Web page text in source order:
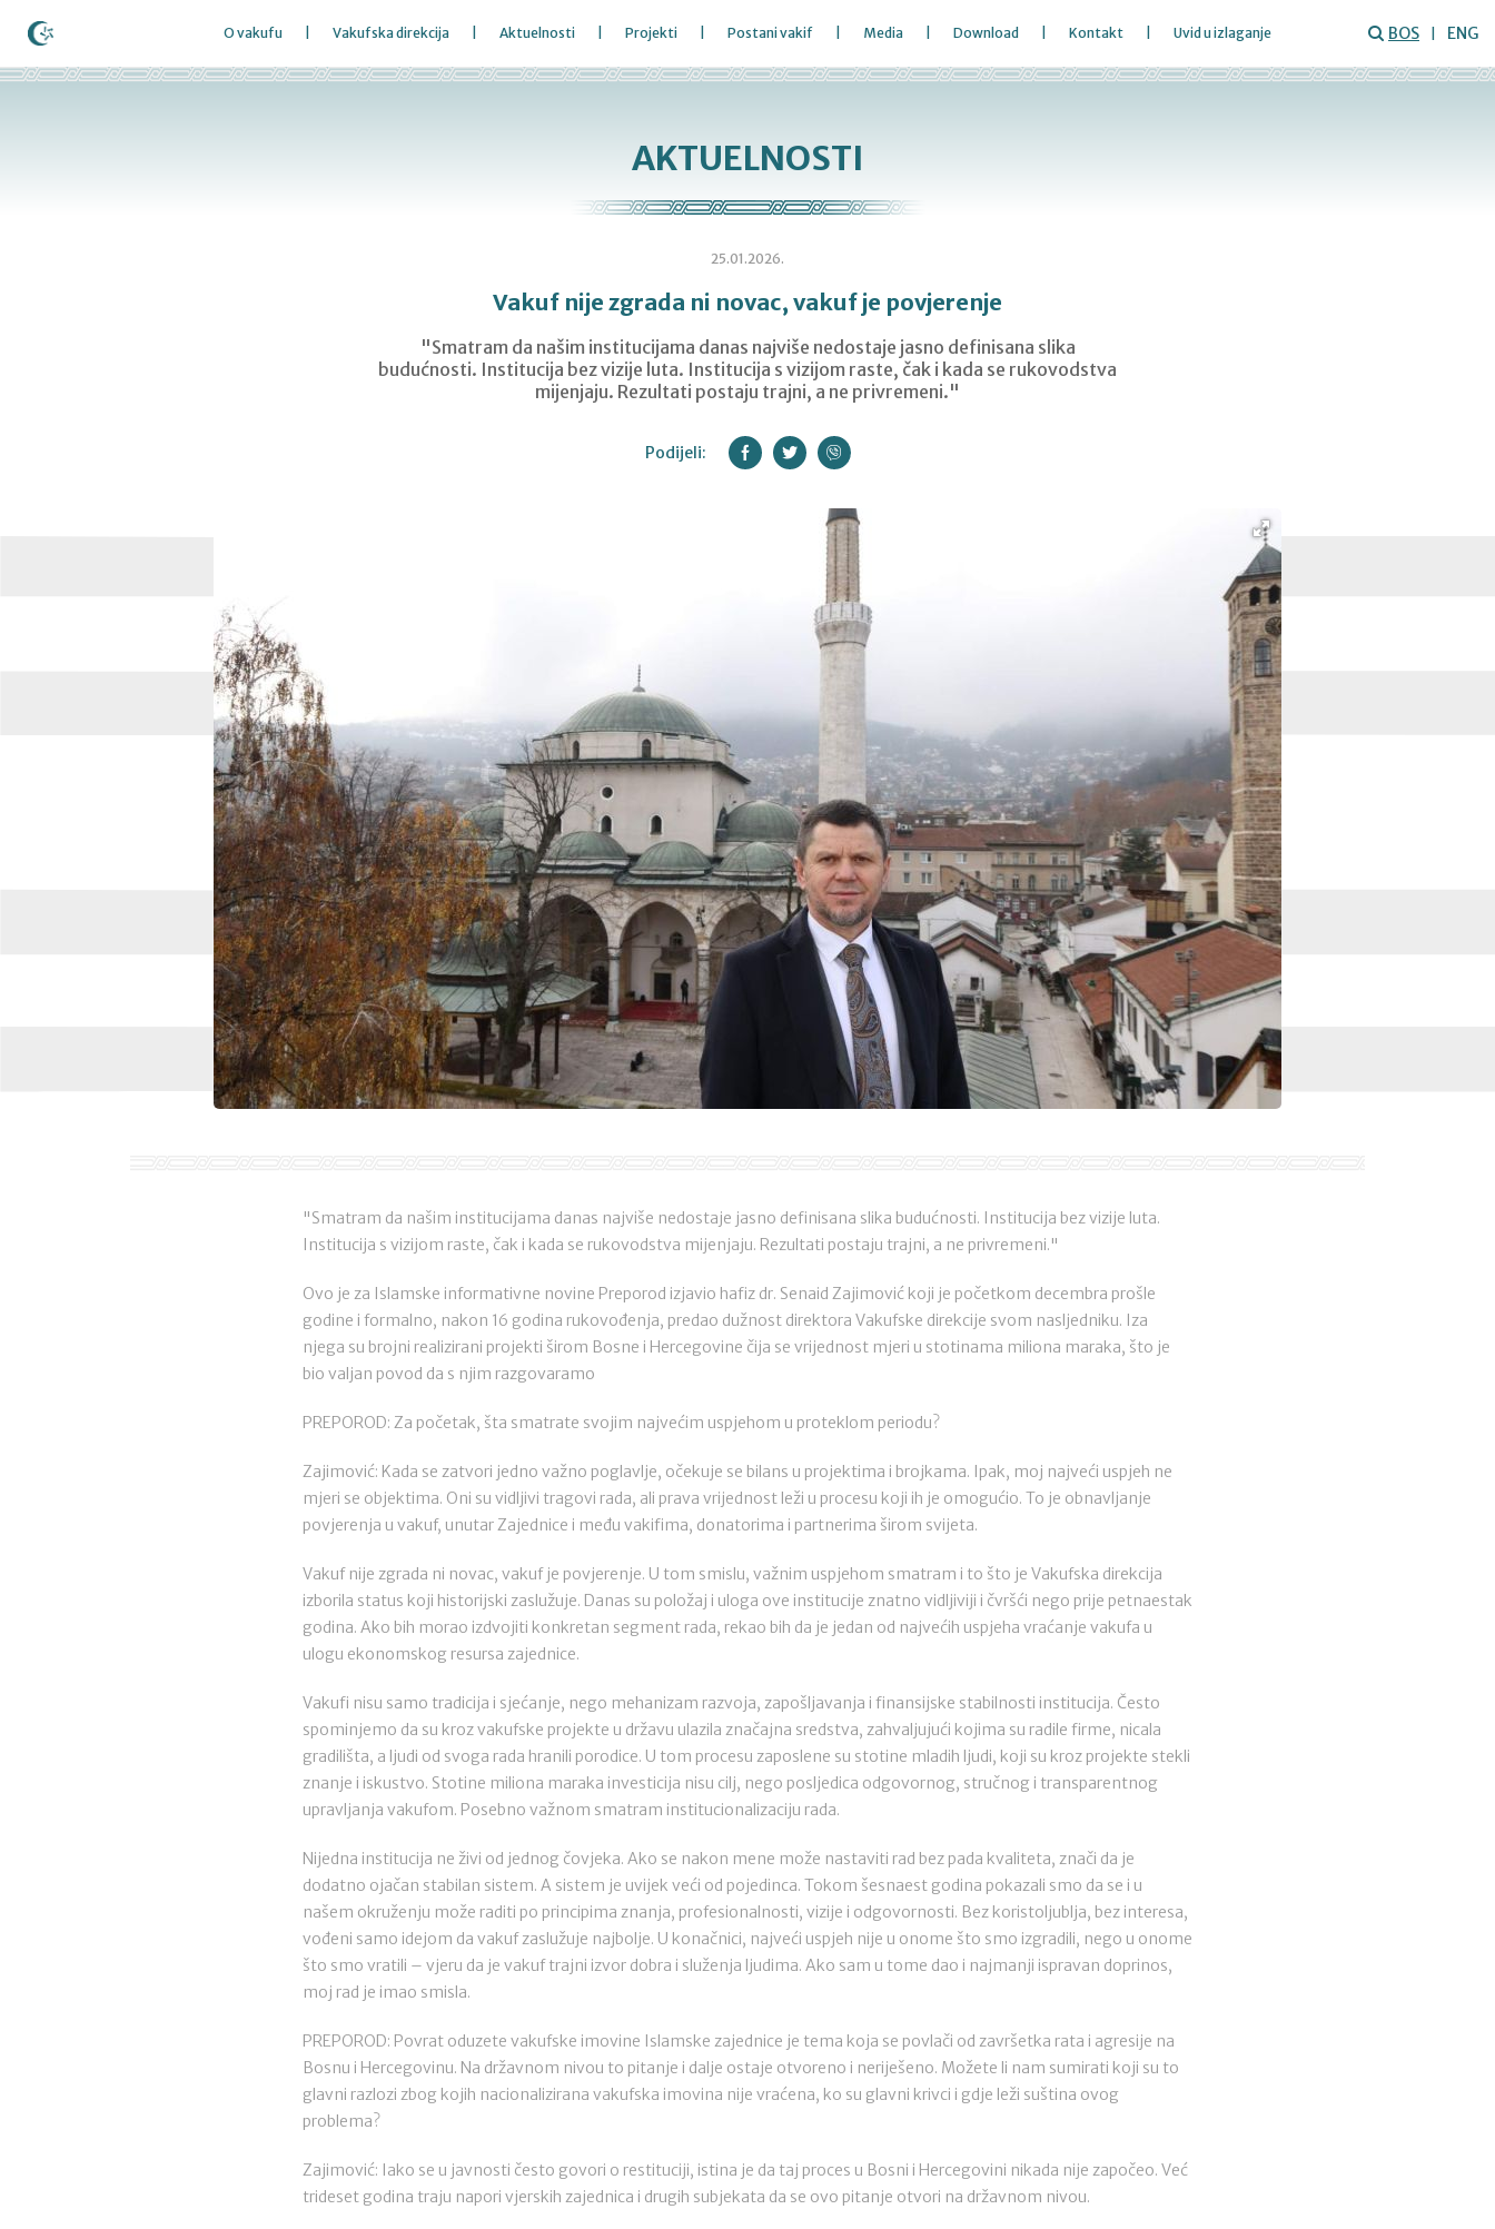
O vakufu Vakufska direkcija Aktuelnosti Projekti Postani vakif Media Download Kontakt Uvid u izlaganje BOS ENG
AKTUELNOSTI
25.01.2026.
Vakuf nije zgrada ni novac, vakuf je povjerenje
"Smatram da našim institucijama danas najviše nedostaje jasno definisana slika
budućnosti. Institucija bez vizije luta. Institucija s vizijom raste, čak i kada se rukovodstva
mijenjaju. Rezultati postaju trajni, a ne privremeni."
Podijeli:
"Smatram da našim institucijama danas najviše nedostaje jasno definisana slika budućnosti. Institucija bez vizije luta.
Institucija s vizijom raste, čak i kada se rukovodstva mijenjaju. Rezultati postaju trajni, a ne privremeni."
Ovo je za Islamske informativne novine Preporod izjavio hafiz dr. Senaid Zajimović koji je početkom decembra prošle
godine i formalno, nakon 16 godina rukovođenja, predao dužnost direktora Vakufske direkcije svom nasljedniku. Iza
njega su brojni realizirani projekti širom Bosne i Hercegovine čija se vrijednost mjeri u stotinama miliona maraka, što je
bio valjan povod da s njim razgovaramo
PREPOROD: Za početak, šta smatrate svojim najvećim uspjehom u proteklom periodu?
Zajimović: Kada se zatvori jedno važno poglavlje, očekuje se bilans u projektima i brojkama. Ipak, moj najveći uspjeh ne
mjeri se objektima. Oni su vidljivi tragovi rada, ali prava vrijednost leži u procesu koji ih je omogućio. To je obnavljanje
povjerenja u vakuf, unutar Zajednice i među vakifima, donatorima i partnerima širom svijeta.
Vakuf nije zgrada ni novac, vakuf je povjerenje. U tom smislu, važnim uspjehom smatram i to što je Vakufska direkcija
izborila status koji historijski zaslužuje. Danas su položaj i uloga ove institucije znatno vidljiviji i čvršći nego prije petnaestak
godina. Ako bih morao izdvojiti konkretan segment rada, rekao bih da je jedan od najvećih uspjeha vraćanje vakufa u
ulogu ekonomskog resursa zajednice.
Vakufi nisu samo tradicija i sjećanje, nego mehanizam razvoja, zapošljavanja i finansijske stabilnosti institucija. Često
spominjemo da su kroz vakufske projekte u državu ulazila značajna sredstva, zahvaljujući kojima su radile firme, nicala
gradilišta, a ljudi od svoga rada hranili porodice. U tom procesu zaposlene su stotine mladih ljudi, koji su kroz projekte stekli
znanje i iskustvo. Stotine miliona maraka investicija nisu cilj, nego posljedica odgovornog, stručnog i transparentnog
upravljanja vakufom. Posebno važnom smatram institucionalizaciju rada.
Nijedna institucija ne živi od jednog čovjeka. Ako se nakon mene može nastaviti rad bez pada kvaliteta, znači da je
dodatno ojačan stabilan sistem. A sistem je uvijek veći od pojedinca. Tokom šesnaest godina pokazali smo da se i u
našem okruženju može raditi po principima znanja, profesionalnosti, vizije i odgovornosti. Bez koristoljublja, bez interesa,
vođeni samo idejom da vakuf zaslužuje najbolje. U konačnici, najveći uspjeh nije u onome što smo izgradili, nego u onome
što smo vratili – vjeru da je vakuf trajni izvor dobra i služenja ljudima. Ako sam u tome dao i najmanji ispravan doprinos,
moj rad je imao smisla.
PREPOROD: Povrat oduzete vakufske imovine Islamske zajednice je tema koja se povlači od završetka rata i agresije na
Bosnu i Hercegovinu. Na državnom nivou to pitanje i dalje ostaje otvoreno i neriješeno. Možete li nam sumirati koji su to
glavni razlozi zbog kojih nacionalizirana vakufska imovina nije vraćena, ko su glavni krivci i gdje leži suština ovog
problema?
Zajimović: Iako se u javnosti često govori o restituciji, istina je da taj proces u Bosni i Hercegovini nikada nije započeo. Već
trideset godina traju napori vjerskih zajednica i drugih subjekata da se ovo pitanje otvori na državnom nivou.